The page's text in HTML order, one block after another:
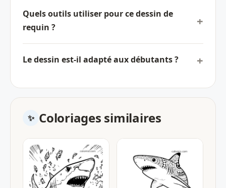
Quels outils utiliser pour ce dessin de
requin ?
Le dessin est-il adapté aux débutants ?
Coloriages similaires